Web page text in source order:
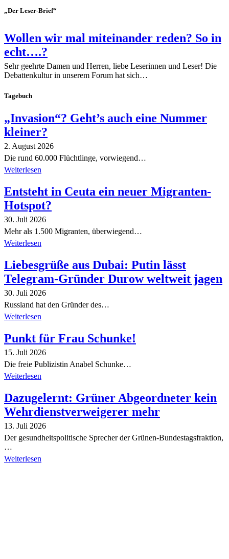
„Der Leser-Brief“
Wollen wir mal miteinander reden? So in
echt….?
Sehr geehrte Damen und Herren, liebe Leserinnen und Leser! Die
Debattenkultur in unserem Forum hat sich…
Tagebuch
„Invasion“? Geht’s auch eine Nummer
kleiner?
2. August 2026
Die rund 60.000 Flüchtlinge, vorwiegend…
Weiterlesen
Entsteht in Ceuta ein neuer Migranten-
Hotspot?
30. Juli 2026
Mehr als 1.500 Migranten, überwiegend…
Weiterlesen
Liebesgrüße aus Dubai: Putin lässt
Telegram-Gründer Durow weltweit jagen
30. Juli 2026
Russland hat den Gründer des…
Weiterlesen
Punkt für Frau Schunke!
15. Juli 2026
Die freie Publizistin Anabel Schunke…
Weiterlesen
Dazugelernt: Grüner Abgeordneter kein
Wehrdienstverweigerer mehr
13. Juli 2026
Der gesundheitspolitische Sprecher der Grünen-Bundestagsfraktion,
…
Weiterlesen